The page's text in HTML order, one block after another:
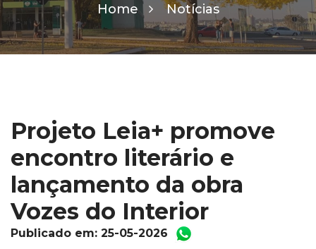
Home Notícias
Projeto Leia+ promove
encontro literário e
lançamento da obra
Vozes do Interior
Publicado em: 25-05-2026